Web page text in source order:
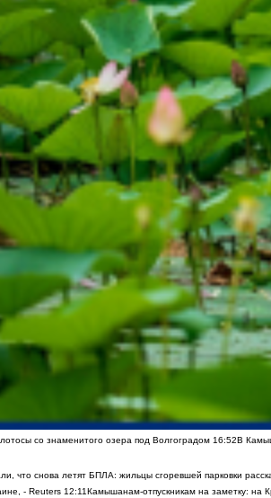
со знаменитого озера под Волгоградом 16:52В
что снова летят БПЛА: жильцы сгоревшей парковки
- Reuters 12:11Камышанам-отпускникам на заметку: на